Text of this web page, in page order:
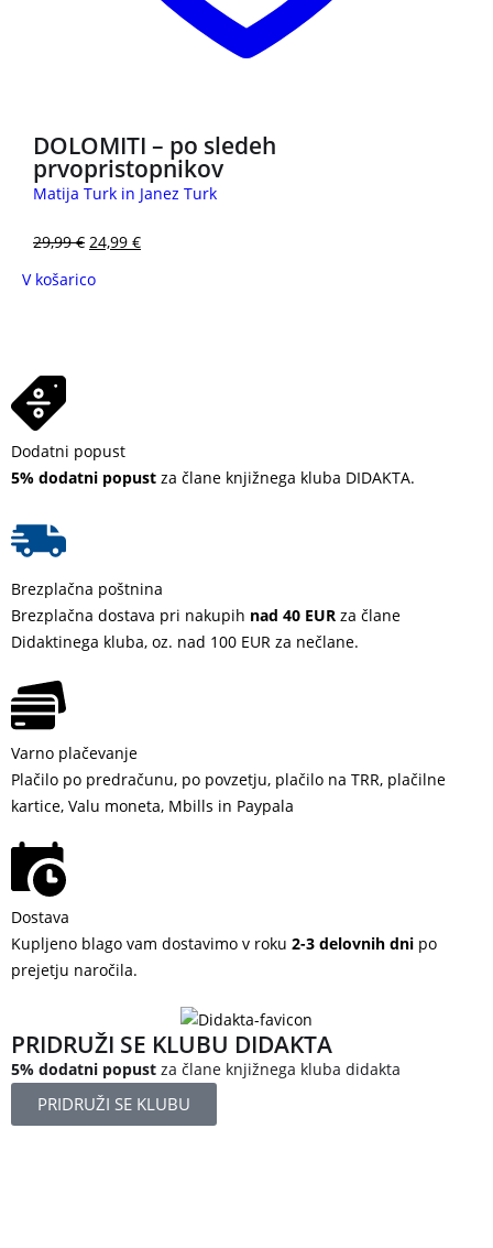
DOLOMITI – po sledeh
prvopristopnikov
Matija Turk in Janez Turk
29,99€ 24,99 €
V košarico
Dodatni popust
5% dodatni popust za člane knjižnega kluba DIDAKTA.
Brezplačna poštnina
Brezplačna dostava pri nakupih nad 40 EUR za člane
Didaktinega kluba, oz. nad 100 EUR za nečlane.
Varno plačevanje
Plačilo po predračunu, po povzetju, plačilo na TRR, plačilne
kartice, Valu moneta, Mbills in Paypala
Dostava
Kupljeno blago vam dostavimo v roku 2-3 delovnih dni po
prejetju naročila.
PRIDRUŽI SE KLUBU DIDAKTA
5% dodatni popust za člane knjižnega kluba didakta
PRIDRUŽI SE KLUBU